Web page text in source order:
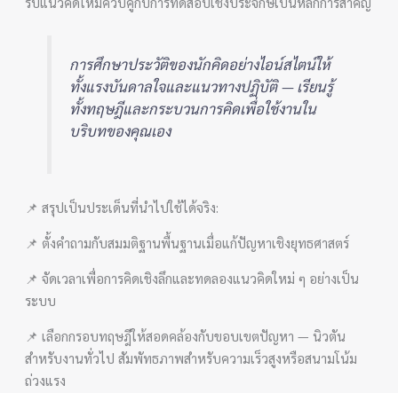
การศึกษาประวัติของนักคิดอย่างไอน์สไตน์ให้
ทั้งแรงบันดาลใจและแนวทางปฏิบัติ — เรียนรู้
ทั้งทฤษฎีและกระบวนการคิดเพื่อใช้งานใน
บริบทของคุณเอง
📌 สรุปเป็นประเด็นที่นำไปใช้ได้จริง:
📌 ตั้งคำถามกับสมมติฐานพื้นฐานเมื่อแก้ปัญหาเชิงยุทธศาสตร์
📌 จัดเวลาเพื่อการคิดเชิงลึกและทดลองแนวคิดใหม่ ๆ อย่างเป็น
ระบบ
📌 เลือกกรอบทฤษฎีให้สอดคล้องกับขอบเขตปัญหา — นิวตัน
สำหรับงานทั่วไป สัมพัทธภาพสำหรับความเร็วสูงหรือสนามโน้ม
ถ่วงแรง